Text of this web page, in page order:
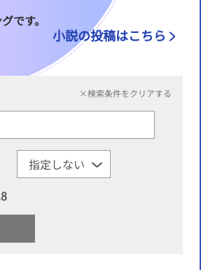
です。
小説の投稿はこちら
×検索条件をクリアする